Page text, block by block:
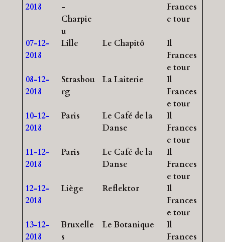
2018
-
Charpie
u
Frances
e tour
07-12-
2018
Lille Le Chapitô
Il
Frances
e tour
08-12-
2018
Strasbou
rg
La Laiterie
Il
Frances
e tour
10-12-
2018
Paris
Le Café de la
Danse
Il
Frances
e tour
11-12-
2018
Paris
Le Café de la
Danse
Il
Frances
e tour
12-12-
2018
Liège Reflektor
Il
Frances
e tour
13-12-
2018
Bruxelle
s
Le Botanique
Il
Frances